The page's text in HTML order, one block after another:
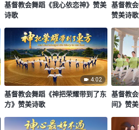
基督教会舞蹈《我心依恋神》赞美
诗歌
基督教
赞美诗歌
4:02
基督教会舞蹈《神把荣耀带到了东
方》赞美诗歌
基督教
间》赞